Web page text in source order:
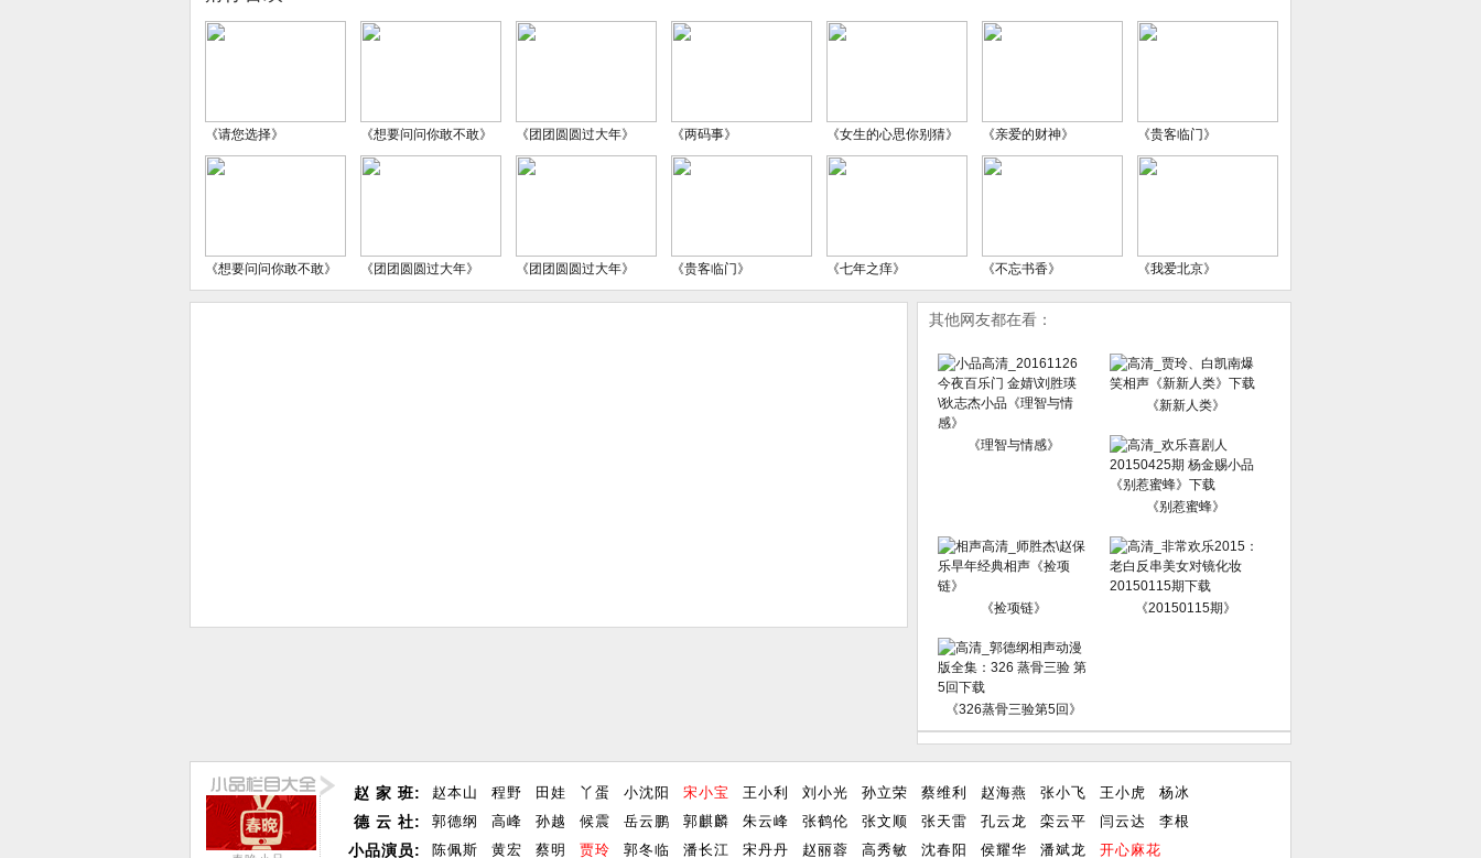
《请您选择》 《想要问问你敢不敢》 《团团圆圆过大年》 《两码事》 《女生的心思你别猜》 《亲爱的财神》 《贵客临门》
《想要问问你敢不敢》 《团团圆圆过大年》 《团团圆圆过大年》 《贵客临门》 《七年之痒》 《不忘书香》 《我爱北京》
其他网友都在看：
《理智与情感》
《新新人类》
《别惹蜜蜂》
《捡项链》 《20150115期》
《326蒸骨三验第5回》
赵 家 班:
德 云 社:
小品演员:
赵本山 程野 田娃 丫蛋 小沈阳 宋小宝 王小利 刘小光 孙立荣 蔡维利 赵海燕 张小飞 王小虎
杨冰
郭德纲
高峰 孙越 候震 岳云鹏 郭麒麟 朱云峰 张鹤伦 张文顺 张天雷 孔云龙 栾云平 闫云达
李根
陈佩斯
黄宏 蔡明 贾玲 郭冬临 潘长江 宋丹丹 赵丽蓉 高秀敏 沈春阳 侯耀华 潘斌龙 开心麻花